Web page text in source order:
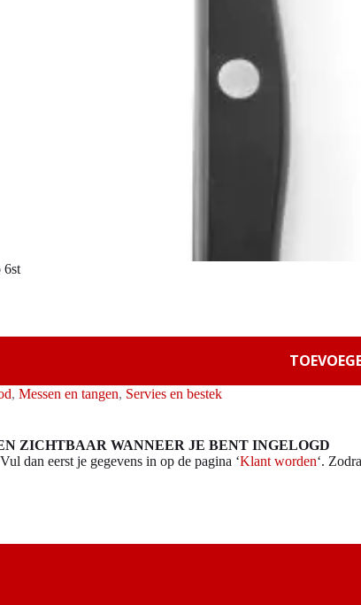
6st
, Messen en tangen, Servies en bestek
ZICHTBAAR WANNEER JE BENT INGELOGD
dan eerst je gegevens in op de pagina ‘Klant worden‘.